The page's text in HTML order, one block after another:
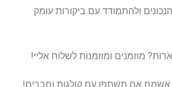
ולהתמודד עם ביקורות עומק
מוזמנים ומוזמנות לשלוח אליי!
אם תשתפו עם קולגות וחברים!